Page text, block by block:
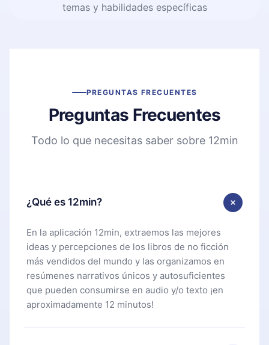
temas y habilidades específicas
PREGUNTAS FRECUENTES
Preguntas Frecuentes
Todo lo que necesitas saber sobre 12min
¿Qué es 12min?
En la aplicación 12min, extraemos las mejores
ideas y percepciones de los libros de no ficción
más vendidos del mundo y las organizamos en
resúmenes narrativos únicos y autosuficientes
que pueden consumirse en audio y/o texto ¡en
aproximadamente 12 minutos!